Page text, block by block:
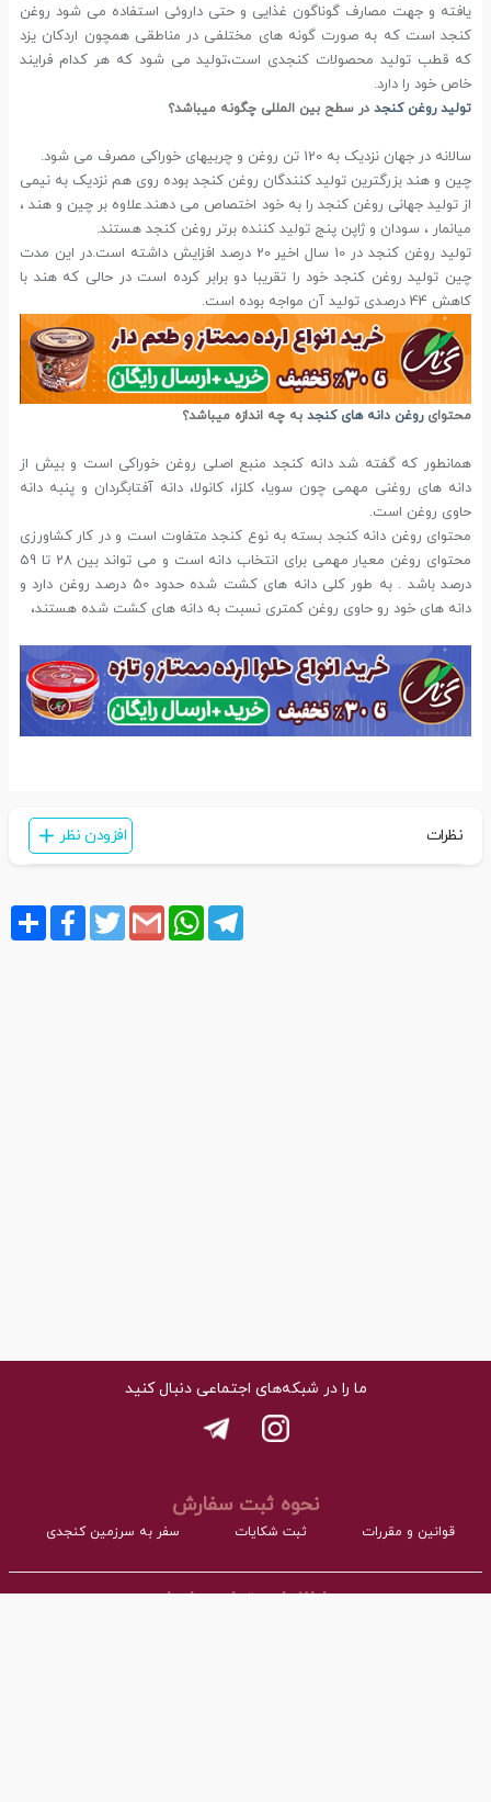
یافته و جهت مصارف گوناگون غذایی و حتی داروئی استفاده می شود روغن
کنجد است که به صورت گونه های مختلفی در مناطقی همچون اردکان یزد
که قطب تولید محصولات کنجدی است،تولید می شود که هر کدام فرایند
خاص خود را دارد.
تولید روغن کنجد در سطح بین المللی چگونه میباشد؟
سالانه در جهان نزدیک به 120 تن روغن و چربیهای خوراکی مصرف می شود.
چین و هند بزرگترین تولید کنندگان روغن کنجد بوده روی هم نزدیک به نیمی
از تولید جهانی روغن کنجد را به خود اختصاص می دهند.علاوه بر چین و هند ،
میانمار ، سودان و ژاپن پنج تولید کننده برتر روغن کنجد هستند.
تولید روغن کنجد در 10 سال اخیر 20 درصد افزایش داشته است.در این مدت
چین تولید روغن کنجد خود را تقریبا دو برابر کرده است در حالی که هند با
کاهش 44 درصدی تولید آن مواجه بوده است.
محتوایروغن دانه های کنجد به چه اندازه میباشد؟
همانطور که گفته شد دانه کنجد منبع اصلی روغن خوراکی است و بیش از
دانه های روغنی مهمی چون سویا، کلزا، کانولا، دانه آفتابگردان و پنبه دانه
حاوی روغن است.
محتوای روغن دانه کنجد بسته به نوع کنجد متفاوت است و در کار کشاورزی
محتوای روغن معیار مهمی برای انتخاب دانه است و می تواند بین 28 تا 59
درصد باشد . به طور کلی دانه های کشت شده حدود 50 درصد روغن دارد و
دانه های خود رو حاوی روغن کمتری نسبت به دانه های کشت شده هستند،
نظرات افزودن نظر
ShareFacebookTwitter Gmail
WhatsAppTelegram
ما را در شبکه‌های اجتماعی دنبال کنید
نحوه ثبت سفارش
قوانین و مقررات ثبت شکایات سفر به سرزمین کنجدی
اطلاعات تماس با ما